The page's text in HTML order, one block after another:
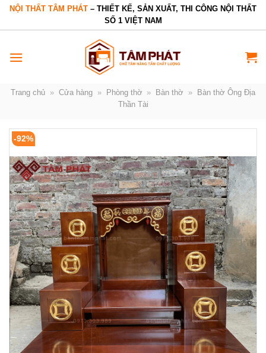
Bỏ
dung
NỘI THẤT TÂM PHÁT – THIẾT KẾ, SẢN XUẤT, THI CÔNG NỘI THẤT
SỐ 1 VIỆT NAM
Trang chủ » Cửa hàng » Phòng thờ » Bàn thờ »
Bàn thờ Ông Địa
Thần Tài
-92%